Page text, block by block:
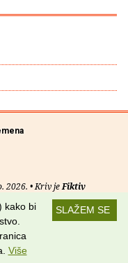
2026. • Kriv jeFiktiv
•RSS kanaliSLAŽEM SE
kako bi
Više